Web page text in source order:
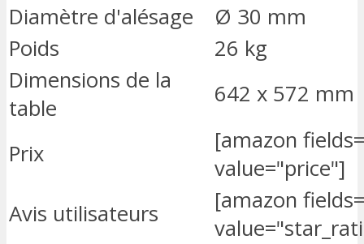
Diamètre d'alésage
Ø 30 mm
Poids
26 kg
Dimensions de la
table
642 x 572 mm
Prix
[amazon
value="price"]
Avis utilisateurs
[amazon